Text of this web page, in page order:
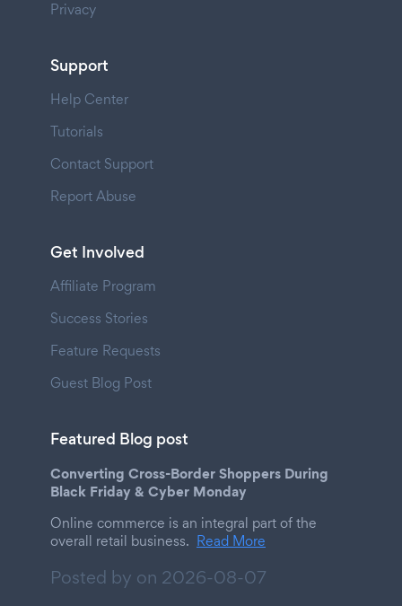
Privacy
Support
Help Center
Tutorials
Contact Support
Report Abuse
Get Involved
Affiliate Program
Success Stories
Feature Requests
Guest Blog Post
Featured Blog post
Converting Cross-Border Shoppers During
Black Friday & Cyber Monday
Online commerce is an integral part of the
overall retail business. Read More
Posted by on 2026-08-07